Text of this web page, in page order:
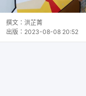
撰文： 洪芷菁
出版： 2023-08-08 20:52